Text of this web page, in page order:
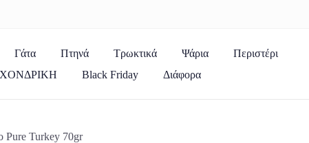
Γάτα Πτηνά Τρωκτικά Ψάρια
Περιστέρι
ΧΟΝΔΡΙΚΗ
Black Friday Διάφορα
Turkey 70gr